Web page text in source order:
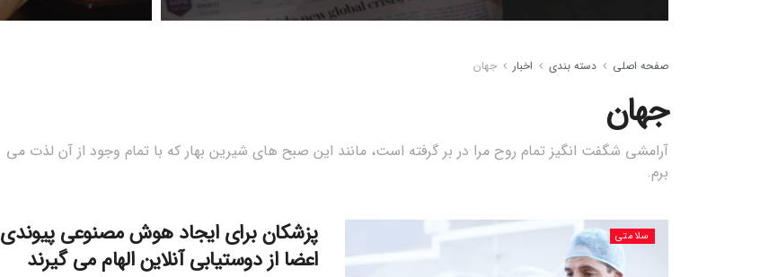
صفحه اصلی دسته بندی اخبار جهان
جهان
آرامشی شگفت انگیز تمام روح مرا در بر گرفته است، مانند این صبح های شیرین بهار که با تمام وجود از آن لذت می
برم.
سلامتی
پزشکان برای ایجاد هوش مصنوعی پیوندی
اعضا از دوستیابی آنلاین الهام می گیرند